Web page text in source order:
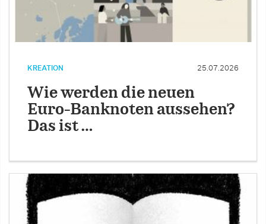
KREATION 25.07.2026
Wie werden die neuen
Euro-Banknoten aussehen?
Das ist …